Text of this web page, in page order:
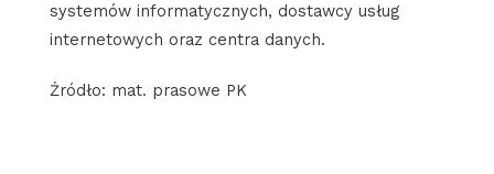
systemów informatycznych, dostawcy usług
internetowych oraz centra danych.
Źródło: mat. prasowe PK